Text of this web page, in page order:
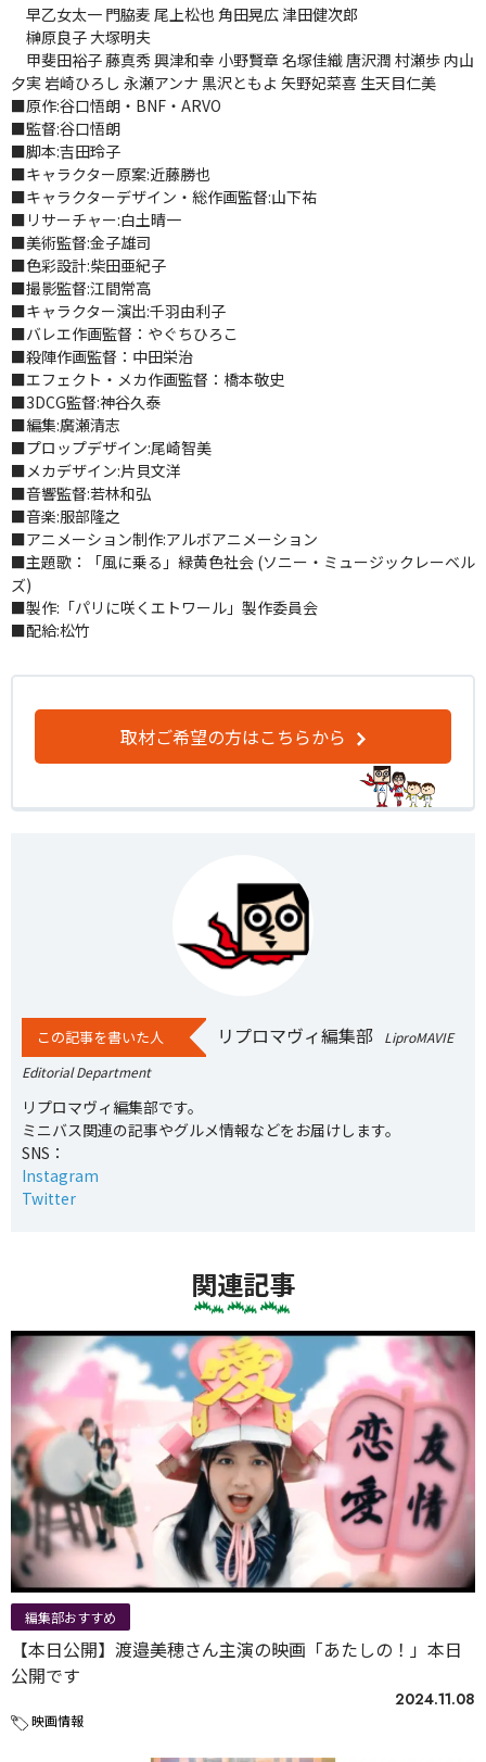
早乙女太一 門脇麦 尾上松也 角田晃広 津田健次郎
榊原良子 大塚明夫
甲斐田裕子 藤真秀 興津和幸 小野賢章 名塚佳織 唐沢潤 村瀬歩 内山
夕実 岩崎ひろし 永瀬アンナ 黒沢ともよ 矢野妃菜喜 生天目仁美
■原作:谷口悟朗・BNF・ARVO
■監督:谷口悟朗
■脚本:吉田玲子
■キャラクター原案:近藤勝也
■キャラクターデザイン・総作画監督:山下祐
■リサーチャー:白土晴一
■美術監督:金子雄司
■色彩設計:柴田亜紀子
■撮影監督:江間常高
■キャラクター演出:千羽由利子
■バレエ作画監督：やぐちひろこ
■殺陣作画監督：中田栄治
■エフェクト・メカ作画監督：橋本敬史
■3DCG監督:神谷久泰
■編集:廣瀬清志
■プロップデザイン:尾崎智美
■メカデザイン:片貝文洋
■音響監督:若林和弘
■音楽:服部隆之
■アニメーション制作:アルボアニメーション
■主題歌：「風に乗る」緑黄色社会 (ソニー・ミュージックレーベル
ズ)
■製作:「パリに咲くエトワール」製作委員会
■配給:松竹
取材ご希望の方はこちらから
この記事を書いた人 リプロマヴィ編集部
LiproMAVIE
Editorial Department
リプロマヴィ編集部です。
ミニバス関連の記事やグルメ情報などをお届けします。
SNS：
Instagram
Twitter
関連記事
編集部おすすめ
【本日公開】渡邉美穂さん主演の映画「あたしの！」本日
公開です
2024.11.08
映画情報